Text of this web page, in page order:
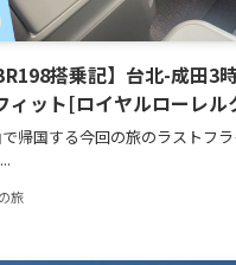
搭乗記】台北-成田3
ィット[ロイヤルローレル
帰国する今回の旅のラストフ
旅